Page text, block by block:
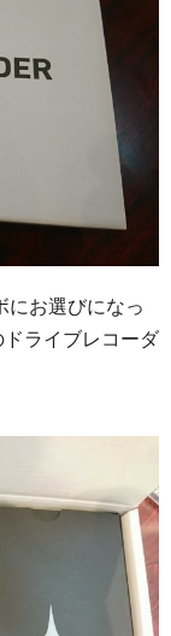
にお選びになっ
ライブレコーダ